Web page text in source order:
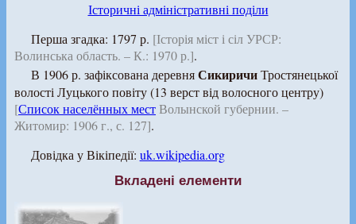
Історичні адміністративні поділи
Перша згадка: 1797 р. [Історія міст і сіл УРСР:
Волинська область. – К.: 1970 р.].
В 1906 р. зафіксована деревняСикиричиТростянецької
волості Луцького повіту (13 верст від волосного центру)
[Список населённых местВолынской губернии. –
Житомир: 1906 г., с. 127].
Довідка у Вікіпедії: uk.wikipedia.org
Вкладені елементи